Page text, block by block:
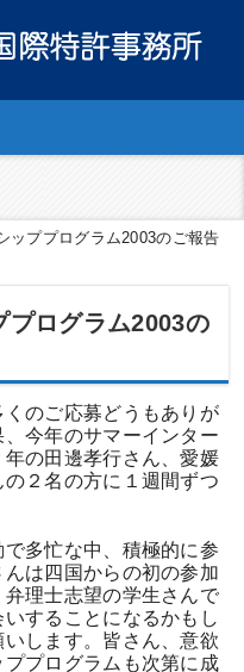
ッププログラム2003のご報告
プログラム2003の
のご応募どうもありが
今年のサマーインター
の田邊孝行さん、愛媛
２名の方に１週間ずつ
多忙な中、積極的に参
は四国からの初の参加
理士志望の学生さんで
することになるかもし
します。皆さん、意欲
プログラムも次第に成